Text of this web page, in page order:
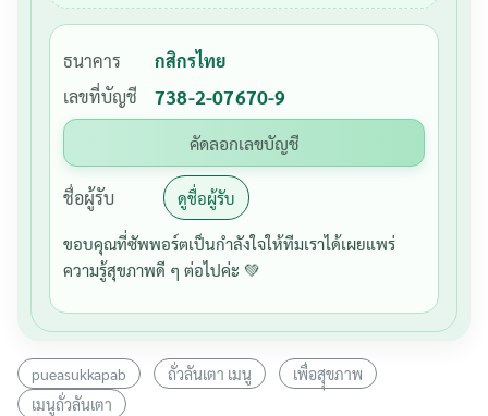
ธนาคาร
กสิกรไทย
เลขที่บัญชี
738-2-07670-9
คัดลอกเลขบัญชี
ชื่อผู้รับ ดูชื่อผู้รับ
ขอบคุณที่ซัพพอร์ตเป็นกำลังใจให้ทีมเราได้เผยแพร่
ความรู้สุขภาพดี ๆ ต่อไปค่ะ 💚
pueasukkapab ถั่วลันเตา เมนู
เพื่อสุุขภาพ
เมนูถั่วลันเตา